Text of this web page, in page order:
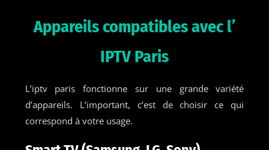
Appareils compatibles avec l’
IPTV Paris
L’iptv paris fonctionne sur une grande variété
d’appareils. L’important, c’est de choisir ce qui
correspond à votre usage.